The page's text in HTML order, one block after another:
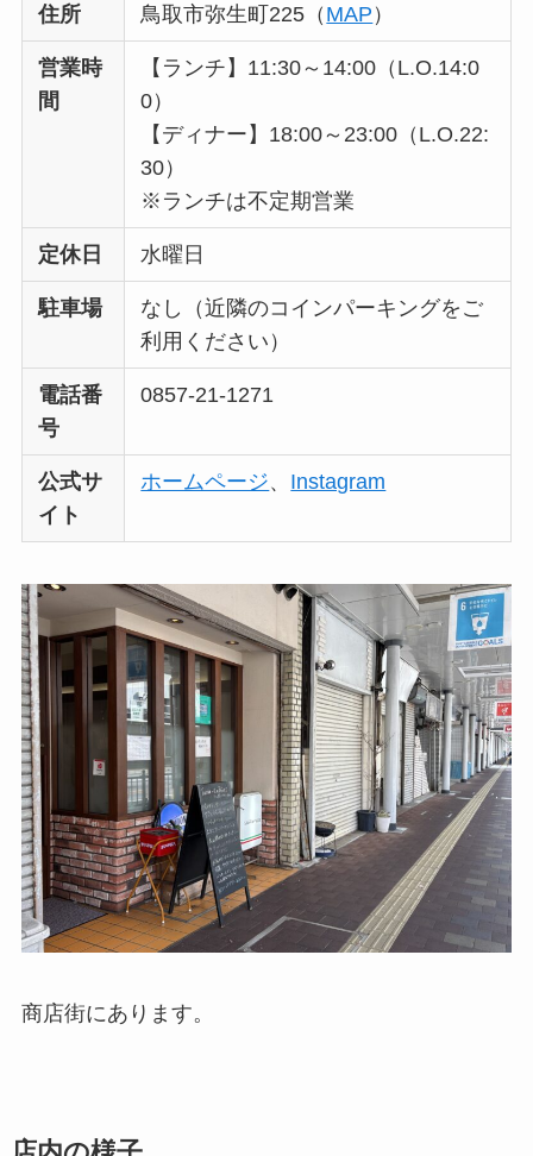
住所 鳥取市弥生町225 （ MAP ）
営業時
間
【ランチ】 11:30～14:00（L.O.14:0
0）
【ディナー】 18:00～23:00（L.O.22:
30）
※ランチは不定期営業
定休日 水曜日
駐車場
なし（近隣のコインパーキングをご
利用ください）
電話番
号
0857-21-1271
公式サ
イト
ホームページ、 Instagram
商店街にあります。